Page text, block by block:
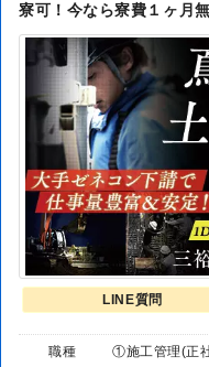
寮可！今なら寮費１ヶ月無
LINE質問
職種 ①施工管理(正